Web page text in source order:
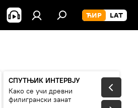
СПУТЊИК ИНТЕРВЈУ
Како се учи древни
филигрански занат